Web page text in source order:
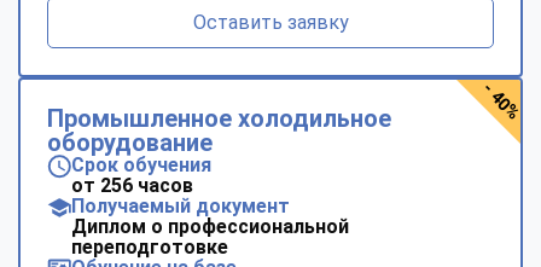
Оставить заявку
Промышленное холодильное
оборудование
Срок обучения
от 256 часов
Получаемый документ
Диплом о профессиональной
переподготовке
- 40%